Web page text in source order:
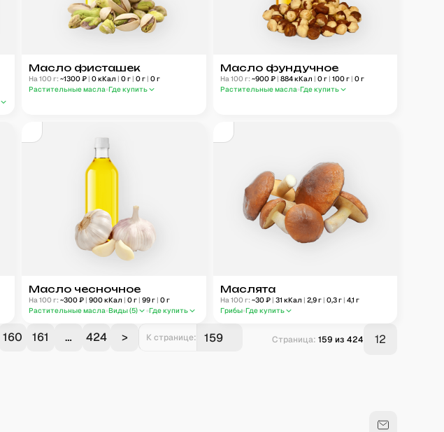
Масло фисташек
На 100 г: ~1300₽ | 0кКал | 0г | 0г | 0г
Растительные масла Где купить
Масло фундучное
На 100 г: ~900₽ | 884кКал | 0г | 100г | 0г
Растительные масла Где купить
Масло чесночное
На 100 г: ~300₽ | 900кКал | 0г | 99г | 0г
Растительные масла Виды (5) Где купить
Маслята
На 100 г: ~30₽ | 31 кКал | 2,9г | 0,3г | 4,1 г
Грибы Где купить
160 161 … 424 > К странице: Страница: 159 из 424 12